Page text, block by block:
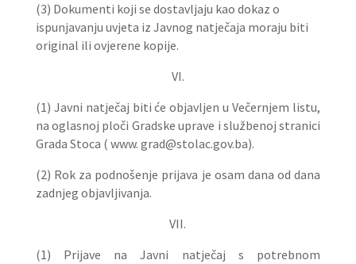
(3) Dokumenti koji se dostavljaju kao dokaz o
ispunjavanju uvjeta iz Javnog natječaja moraju biti
original ili ovjerene kopije.
VI.
(1) Javni natječaj biti će objavljen u Večernjem listu,
na oglasnoj ploči Gradske uprave i službenoj stranici
Grada Stoca ( www. grad@stolac.gov.ba).
(2) Rok za podnošenje prijava je osam dana od dana
zadnjeg objavljivanja.
VII.
(1) Prijave na Javni natječaj s potrebnom